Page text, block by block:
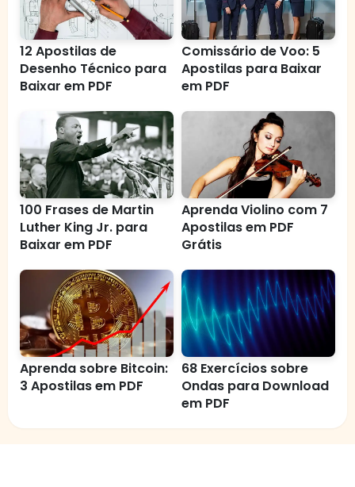
12 Apostilas de
Desenho Técnico para
Baixar em PDF
Comissário de Voo: 5
Apostilas para Baixar
em PDF
100 Frases de Martin
Luther King Jr. para
Baixar em PDF
Aprenda Violino com 7
Apostilas em PDF
Grátis
Aprenda sobre Bitcoin:
3 Apostilas em PDF
68 Exercícios sobre
Ondas para Download
em PDF